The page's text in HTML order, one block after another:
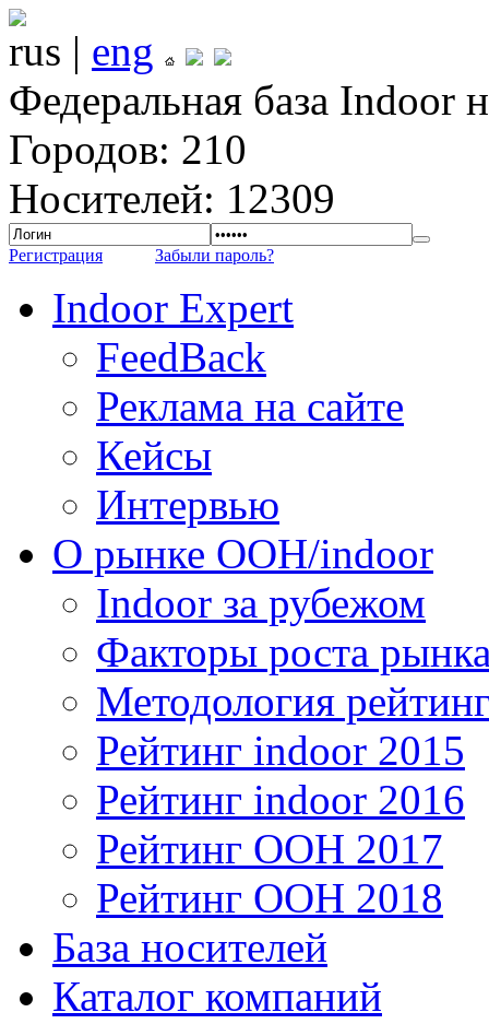
rus | eng
Федеральная база Indoor
Городов: 210
Носителей: 12309
Регистрация Забыли пароль?
Indoor Expert
FeedBack
Реклама на сайте
Кейсы
Интервью
О рынке OOH/indoor
Indoor за рубежом
Факторы роста
Методология
Рейтинг indoor 2015
Рейтинг indoor 2016
Рейтинг OOH 2017
Рейтинг OOH 2018
База носителей
Каталог компаний